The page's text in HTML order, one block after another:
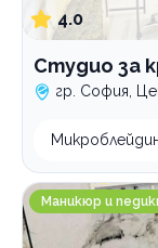
4.0
Студио за
гр. София,
DEKART Style
Маникюр и